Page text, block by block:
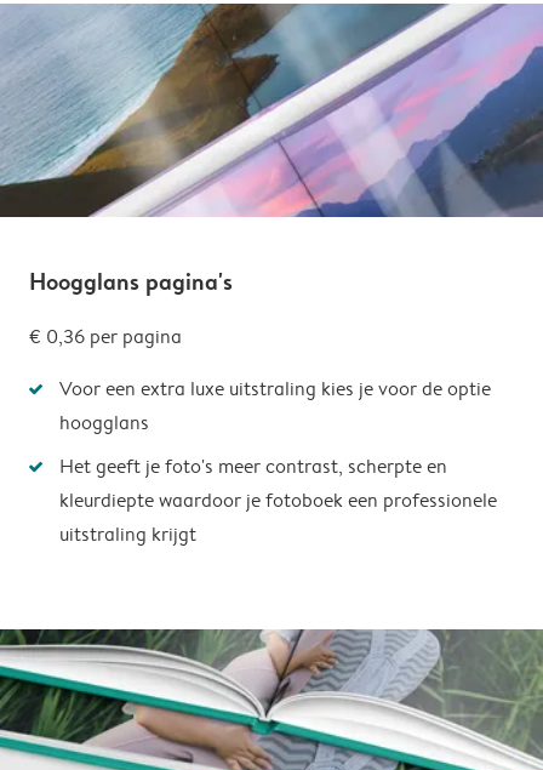
Hoogglans pagina's
€ 0,36 per pagina
Voor een extra luxe uitstraling kies je voor de optie
hoogglans
Het geeft je foto's meer contrast, scherpte en
kleurdiepte waardoor je fotoboek een professionele
uitstraling krijgt